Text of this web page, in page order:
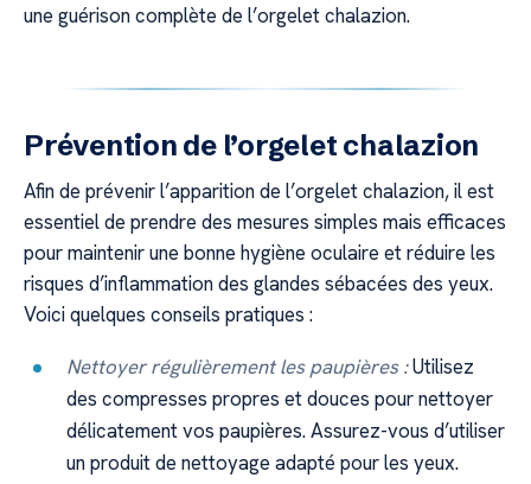
une guérison complète de l’orgelet chalazion.
Prévention de l’orgelet chalazion
Afin de prévenir l’apparition de l’orgelet chalazion, il est
essentiel de prendre des mesures simples mais efficaces
pour maintenir une bonne hygiène oculaire et réduire les
risques d’inflammation des glandes sébacées des yeux.
Voici quelques conseils pratiques :
Nettoyer régulièrement les paupières :Utilisez
des compresses propres et douces pour nettoyer
délicatement vos paupières. Assurez-vous d’utiliser
un produit de nettoyage adapté pour les yeux.